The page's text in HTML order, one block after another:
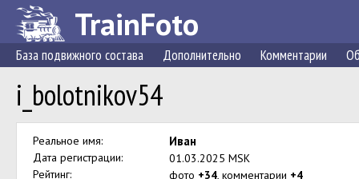
TrainFoto
База подвижного состава Дополнительно Комментарии
i_bolotnikov54
Реальное имя: Иван
Дата регистрации:
01.03.2025 MSK
Рейтинг:
фото +34, комментарии +4